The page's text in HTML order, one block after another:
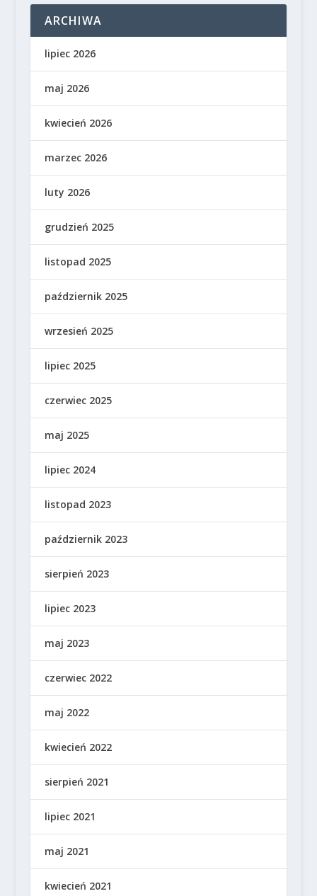
ARCHIWA
lipiec 2026
maj 2026
kwiecień 2026
marzec 2026
luty 2026
grudzień 2025
listopad 2025
październik 2025
wrzesień 2025
lipiec 2025
czerwiec 2025
maj 2025
lipiec 2024
listopad 2023
październik 2023
sierpień 2023
lipiec 2023
maj 2023
czerwiec 2022
maj 2022
kwiecień 2022
sierpień 2021
lipiec 2021
maj 2021
kwiecień 2021